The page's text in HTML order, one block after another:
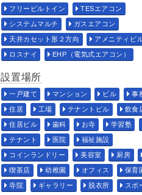
フリービルトイン TESエアコン
システムマルチ ガスエアコン
天井カセット形２方向 アメニティビ
ロスナイ EHP（電気式エアコン）
設置場所
一戸建て マンション ビル 事
住居 工場 テナントビル 飲食
住居ビル 歯科 お寺 学習塾
テナント 医院 福祉施設
コインランドリー 美容室 厨房
喫茶店 幼稚園 オフィス 保育
寺院 ギャラリー 脱衣所 スポ